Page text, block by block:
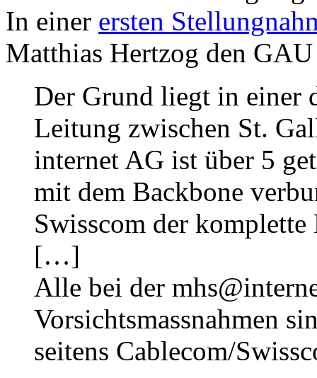
In einer ersten
Matthias Hertzog den
Der Grund liegt in einer
Leitung zwischen St.
internet AG ist über 5
mit dem Backbone
Swisscom der
[…]
Alle bei der
Vorsichtsmassnahmen
seitens Cablecom/